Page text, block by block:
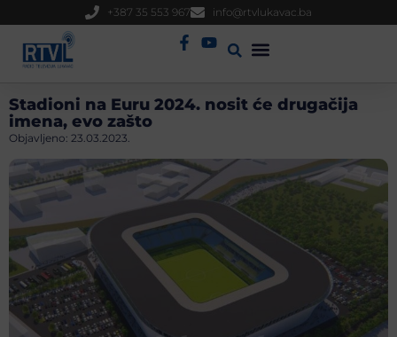
+387 35 553 967 info@rtvlukavac.ba
Stadioni na Euru 2024. nosit će drugačija
imena, evo zašto
Objavljeno: 23.03.2023.